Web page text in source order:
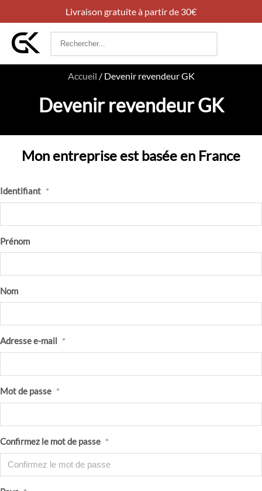
Livraison gratuite à partir de 30€
Rechercher
Accueil / Devenir revendeur GK
Devenir revendeur GK
Mon entreprise est basée en France
Identifiant *
Prénom
Nom
Adresse e-mail *
Mot de passe *
Confirmez le mot de passe *